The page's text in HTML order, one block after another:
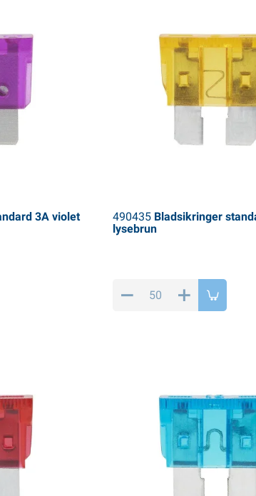
3A violet 490435Bladsikringer
lysebrun